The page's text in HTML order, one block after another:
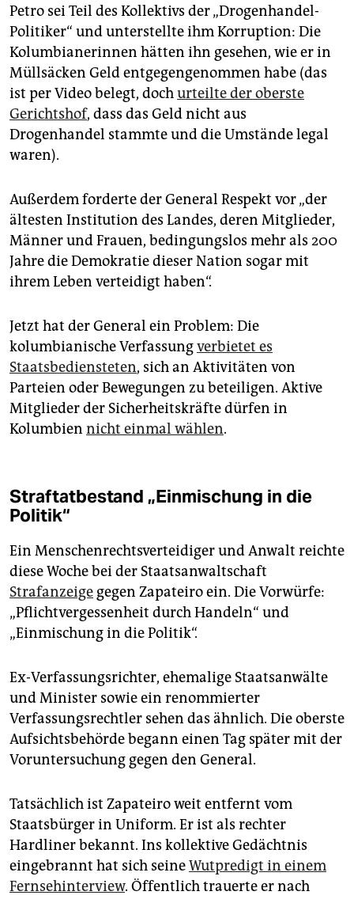
Petro sei Teil des Kollektivs der „Drogenhandel-
Politiker“ und unterstellte ihm Korruption: Die
Kolumbianerinnen hätten ihn gesehen, wie er in
Müllsäcken Geld entgegengenommen habe (das
ist per Video belegt, dochurteilte der oberste
Gerichtshof, dass das Geld nicht aus
Drogenhandel stammte und die Umstände legal
waren).
Außerdem forderte der General Respekt vor „der
ältesten Institution des Landes, deren Mitglieder,
Männer und Frauen, bedingungslos mehr als 200
Jahre die Demokratie dieser Nation sogar mit
ihrem Leben verteidigt haben“.
Jetzt hat der General ein Problem: Die
kolumbianische Verfassungverbietet es
Staatsbediensteten, sich an Aktivitäten von
Parteien oder Bewegungen zu beteiligen. Aktive
Mitglieder der Sicherheitskräfte dürfen in
Kolumbien nicht einmal wählen.
Straftatbestand „Einmischung in die
Politik“
Ein Menschenrechtsverteidiger und Anwalt reichte
diese Woche bei der Staatsanwaltschaft
Strafanzeige gegen Zapateiro ein. Die Vorwürfe:
„Pflichtvergessenheit durch Handeln“ und
„Einmischung in die Politik“.
Ex-Verfassungsrichter, ehemalige Staatsanwälte
und Minister sowie ein renommierter
Verfassungsrechtler sehen das ähnlich. Die oberste
Aufsichtsbehörde begann einen Tag später mit der
Voruntersuchung gegen den General.
Tatsächlich ist Zapateiro weit entfernt vom
Staatsbürger in Uniform. Er ist als rechter
Hardliner bekannt. Ins kollektive Gedächtnis
eingebrannt hat sich seineWutpredigt in einem
Fernsehinterview. Öffentlich trauerte er nach